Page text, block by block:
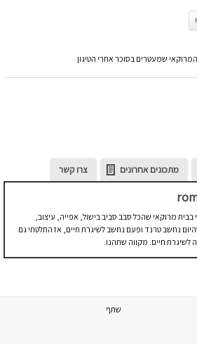
שמעטרים בסוכר אחרי הטיגון
מתכונים אחרונים צרו קשר
בבית מרוקאי שהכל סבב סביב בישול, אפייה, עיצוב,
נחשב טרנד ופעם נחשב לשיגרת חיים, אז החלטתי גם
לשיגרת חיים. מקווה שתהנו.
שתף